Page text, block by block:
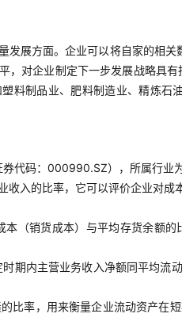
展方面。企业可以将自家的相
，对企业制定下一步发展战略具
料制品业、肥料制造业、精炼
代码：000990.SZ），所属行业
收入的比率，它可以评价企业对
本（销货成本）与平均存货余额
期内主营业务收入净额同平均流
比率，用来衡量企业流动资产在